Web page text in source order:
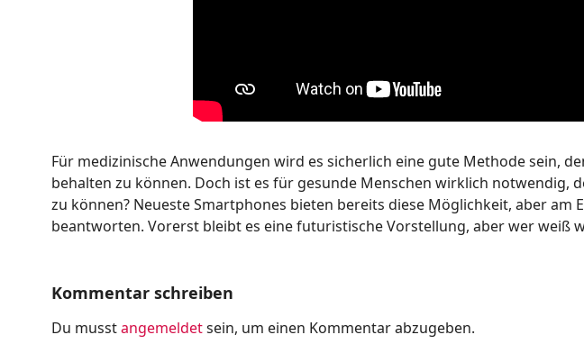
Für medizinische Anwendungen wird es sicherlich eine gute Methode sein,
behalten zu können. Doch ist es für gesunde Menschen wirklich notwendig,
zu können? Neueste Smartphones bieten bereits diese Möglichkeit, aber am
beantworten. Vorerst bleibt es eine futuristische Vorstellung, aber wer weiß
Kommentar schreiben
Du musstangemeldetsein, um einen Kommentar abzugeben.